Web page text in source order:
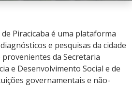
Piracicaba é uma plataforma
e pesquisas da cidade
da Secretaria
e Desenvolvimento Social e de
governamentais e não-